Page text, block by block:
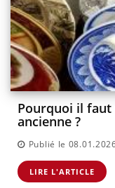
Pourquoi il faut
ancienne ?
Publié le
LIRE L'ARTICLE